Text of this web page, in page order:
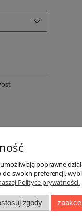
Twoje zamówienia
Ustawienia konta
Przechowalnia
poprawne
swoich preferencji,
Polityce prywatności.
zgody